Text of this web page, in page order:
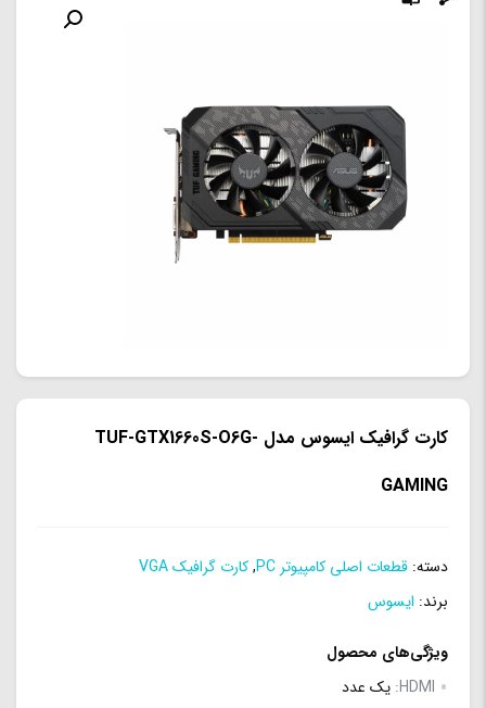
کارت گرافیک ایسوس مدل TUF-GTX1660S-O6G-
GAMING
دسته: قطعات اصلی کامپیوتر PC ,کارت گرافیک VGA
برند: ایسوس
ویژگی‌های محصول
HDMI: یک عدد